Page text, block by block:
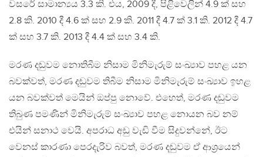
වසරේ සාමාන්‍යය 3.3 කි. එය, 2009 දී, පිළිවෙලින් 4.9 ක් සහ
2.8 කි. 2010 දී 4.6 ක් සහ 2.9 කි. 2011 දී 4.7 ක් 3.1 කි. 2012 දී 4.7
ක් සහ 3.7 කි. 2013 දී 4.4 ක් සහ 3.4 කි.
මරණ දඬුවම නොතිබීම නිසාම මිනිමැරුම් සංඛ්‍යාව පහළ යන
බවක්වත්, මරණ දඬුවම තිබීම නිසාම මිනිමැරුම් සංඛ්‍යාව ඉහළ
යන බවක්වත් මෙයින් ඔප්පු නොවේ. එහෙත්, මරණ දඬුවම
තිබුණ පමණින් මිනිමැරුම් සංඛ්‍යාව පහළ නොයන බව නම්
එයින් සනාථ වෙයි. අපරාධ අඩු වැඩි වීම සිදුවන්නේ, ඊට
වෙනස් කාරණා පෙරදැරිව බවත්, මරණ දඬුවම ඒ ආශ‍්‍රයෙන්